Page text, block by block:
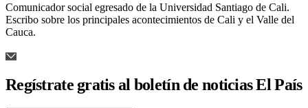
Comunicador social egresado de la Universidad Santiago de Cali.
Escribo sobre los principales acontecimientos de Cali y el Valle del
Cauca.
Regístrate gratis al boletín de noticias El País